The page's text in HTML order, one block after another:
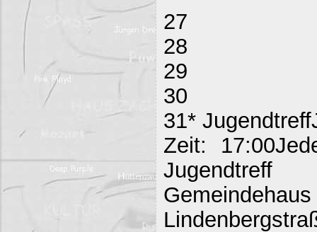
27
28
29
30
31*
Zeit:
Jugendtreff